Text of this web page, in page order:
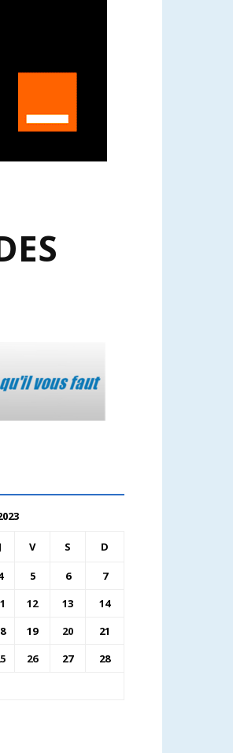
J V S D
5 6
7
12 13
14
19 20
21
26 27
28